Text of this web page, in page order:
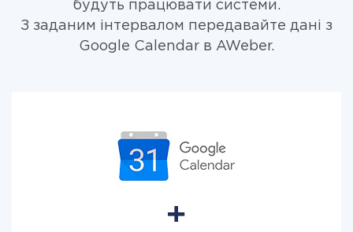
будуть працювати системи.
З заданим інтервалом передавайте дані з
Google Calendar в AWeber.